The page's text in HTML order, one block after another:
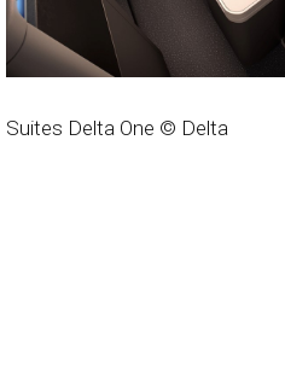
Suites Delta One © Delta